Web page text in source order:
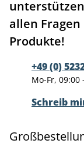
allen
Produkte!
+49 (0)
Mo-Fr, 09:00
Schreib